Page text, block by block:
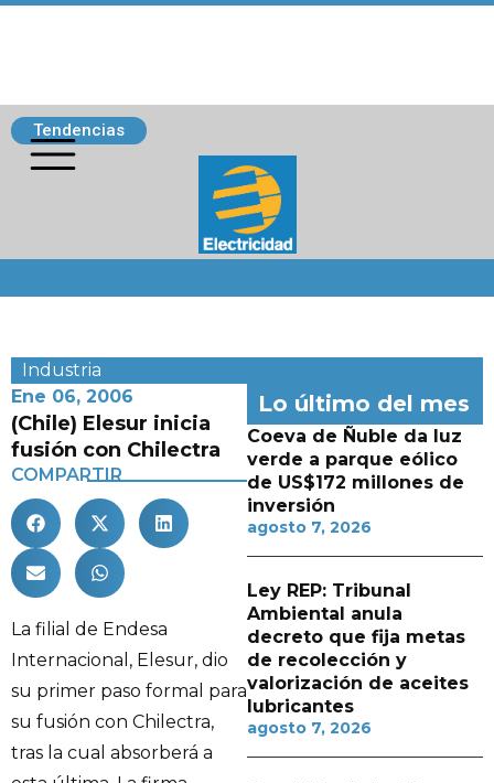
Tendencias
Industria
Ene 06, 2006
(Chile) Elesur inicia
fusión con Chilectra
COMPARTIR
La filial de Endesa
Internacional, Elesur, dio
su primer paso formal para
su fusión con Chilectra,
tras la cual absorberá a
Lo último del mes
Coeva de Ñuble da luz
verde a parque eólico
de US$172 millones de
inversión
agosto 7, 2026
Ley REP: Tribunal
Ambiental anula
decreto que fija metas
de recolección y
valorización de aceites
lubricantes
agosto 7, 2026